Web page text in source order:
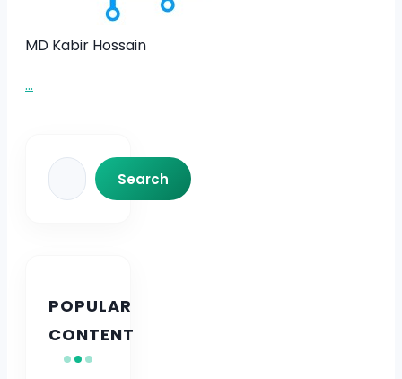
MD Kabir Hossain
...
Search
Search
POPULAR
CONTENT